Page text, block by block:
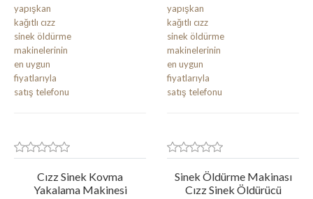
Cızz Sinek Kovma
Yakalama Makinesi
Sinek Öldürme Makinası
Cızz Sinek Öldürücü